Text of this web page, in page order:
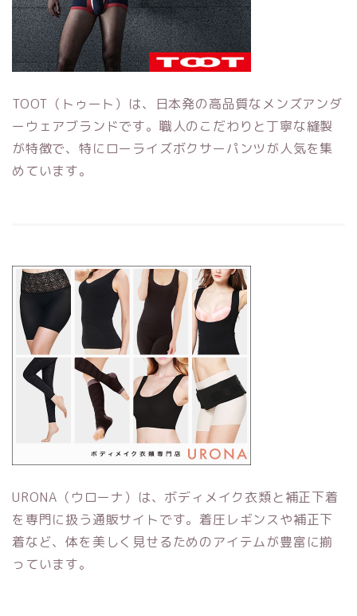
TOOT（トゥート）は、日本発の高品質なメンズアンダ
ーウェアブランドです。職人のこだわりと丁寧な縫製
が特徴で、特にローライズボクサーパンツが人気を集
めています。
URONA（ウローナ）は、ボディメイク衣類と補正下着
を専門に扱う通販サイトです。着圧レギンスや補正下
着など、体を美しく見せるためのアイテムが豊富に揃
っています。